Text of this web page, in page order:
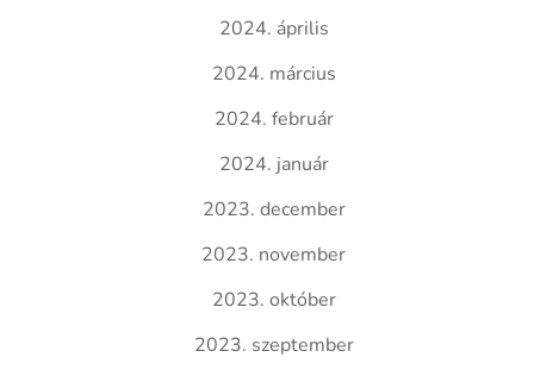
2024. április
2024. március
2024. február
2024. január
2023. december
2023. november
2023. október
2023. szeptember